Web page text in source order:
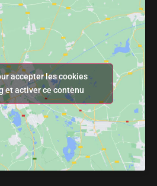
accepter les cookies
et activer ce contenu